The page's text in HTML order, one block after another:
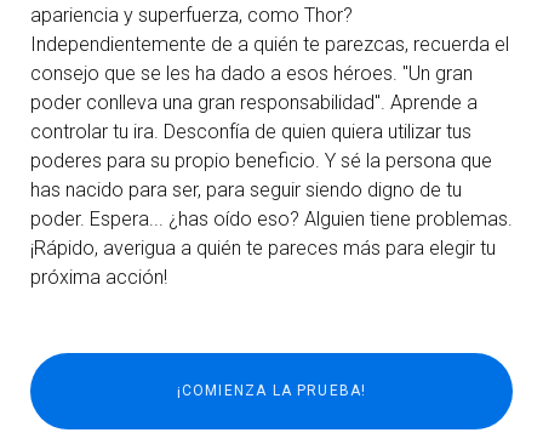
apariencia y superfuerza, como Thor?
Independientemente de a quién te parezcas, recuerda el
consejo que se les ha dado a esos héroes. "Un gran
poder conlleva una gran responsabilidad". Aprende a
controlar tu ira. Desconfía de quien quiera utilizar tus
poderes para su propio beneficio. Y sé la persona que
has nacido para ser, para seguir siendo digno de tu
poder. Espera... ¿has oído eso? Alguien tiene problemas.
¡Rápido, averigua a quién te pareces más para elegir tu
próxima acción!